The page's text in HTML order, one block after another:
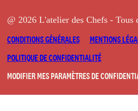
@ 2026 L'atelier des Chefs - Tous
CONDITIONS GÉNÉRALES
MENTIONS
POLITIQUE DE CONFIDENTIALITÉ
MODIFIER MES PARAMÈTRES DE